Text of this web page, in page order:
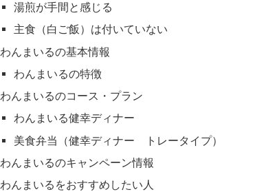
湯煎が手間と感じる
主食（白ご飯）は付いていない
わんまいるの基本情報
わんまいるの特徴
わんまいるのコース・プラン
わんまいる健幸ディナー
美食弁当（健幸ディナー トレータイプ）
わんまいるのキャンペーン情報
わんまいるをおすすめしたい人